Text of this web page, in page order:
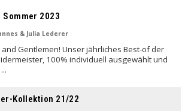
2023
& Julia Lederer
Gentlemen! Unser jährliches Best-of der
100% individuell ausgewählt und
Kollektion 21/22